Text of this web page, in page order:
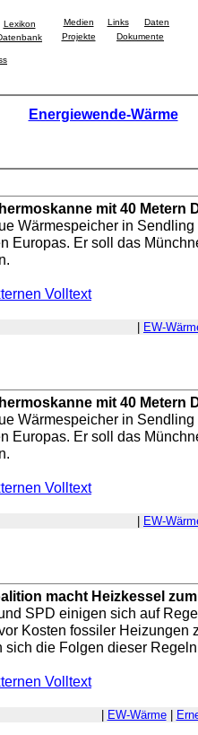
Lexikon
Medien Links
Daten
Projekte
Dokumente
Energiewende-Wärme
mit 40 Metern
Wärmespeicher in
Europas. Er soll das
Volltext
EW-
mit 40 Metern
Wärmespeicher in
Europas. Er soll das
Volltext
EW-
macht Heizkessel
SPD einigen sich auf
Kosten fossiler Heizungen
sich die Folgen dieser
Volltext
EW-Wärme|